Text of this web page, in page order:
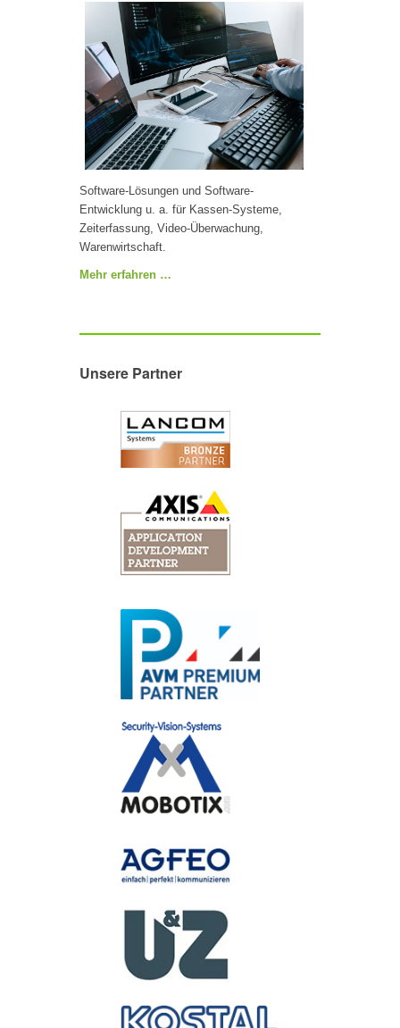
Software-Lösungen und Software-
Entwicklung u. a. für Kassen-Systeme,
Zeiterfassung, Video-Überwachung,
Warenwirtschaft.
Mehr erfahren …
Unsere Partner